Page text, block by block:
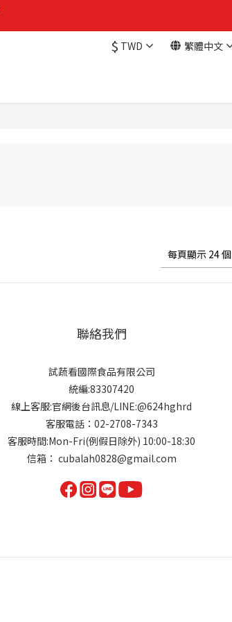
$ TWD 繁體中文
每頁顯示 24 個
聯絡我們
試蔬看國際食品有限公司
統編:83307420
線上客服:官網後台訊息/LINE:@624hghrd
客服電話：02-2708-7343
客服時間:Mon-Fri(例假日除外) 10:00-18:30
信箱： cubalah0828@gmail.com